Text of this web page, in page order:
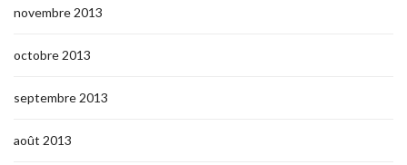
novembre 2013
octobre 2013
septembre 2013
août 2013